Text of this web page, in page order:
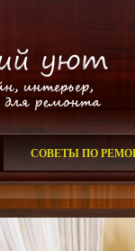
СОВЕТЫ ПО